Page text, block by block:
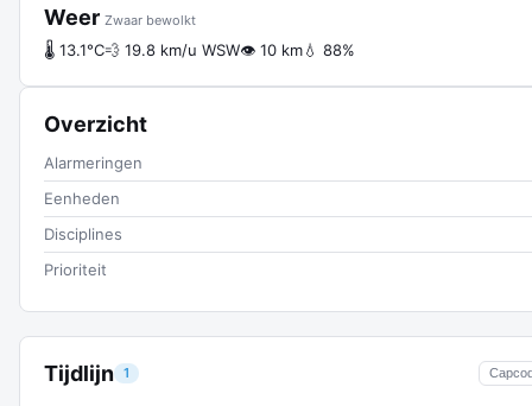
Tijdlijn 1
Weer Zwaar bewolkt
🌡 13.1°C💨 19.8 km/u WSW👁 10 km💧 88%
Overzicht
Alarmeringen
Eenheden
Disciplines
Prioriteit